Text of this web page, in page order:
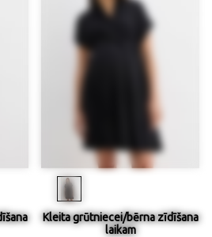
Kleita grūtniecei/bērna zīdīšana
laikam